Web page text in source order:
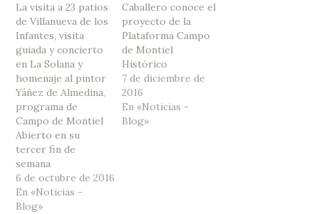
La visita a 23 patios
de Villanueva de los
Infantes, visita
guiada y concierto
en La Solana y
homenaje al pintor
Yáñez de Almedina,
programa de
Campo de Montiel
Abierto en su
tercer fin de
semana
6 de octubre de 2016
En «Noticias -
Blog»
Caballero conoce el
proyecto de la
Plataforma Campo
de Montiel
Histórico
7 de diciembre de
2016
En «Noticias -
Blog»